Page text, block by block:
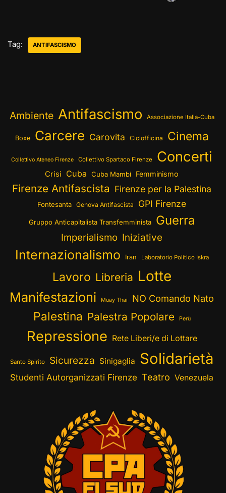
Tag: ANTIFASCISMO
Ambiente Antifascismo Associazione Italia-Cuba
Boxe Carcere Carovita Ciclofficina Cinema
Collettivo Ateneo Firenze Collettivo Spartaco Firenze Concerti
Crisi Cuba Cuba Mambí Femminismo
Firenze Antifascista Firenze per la Palestina
Fontesanta Genova Antifascista GPI Firenze
Gruppo Anticapitalista Transfemminista Guerra
Imperialismo Iniziative
Internazionalismo Iran Laboratorio Politico Iskra
Lavoro Libreria Lotte
Manifestazioni Muay Thai NO Comando Nato
Palestina Palestra Popolare Perù
Repressione Rete Liberi/e di Lottare
Santo Spirito Sicurezza Sinigaglia Solidarietà
Studenti Autorganizzati Firenze Teatro Venezuela